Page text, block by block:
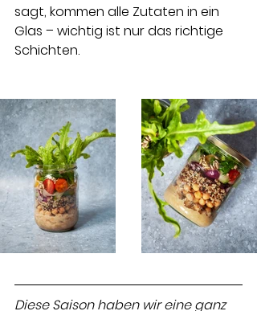
sagt, kommen alle Zutaten in ein
Glas – wichtig ist nur das richtige
Schichten.
Diese Saison haben wir eine ganz